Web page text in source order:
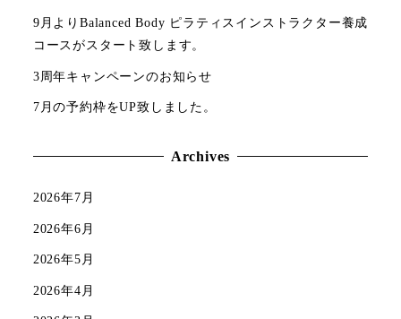
9月よりBalanced Body ピラティスインストラクター養成
コースがスタート致します。
3周年キャンペーンのお知らせ
7月の予約枠をUP致しました。
Archives
2026年7月
2026年6月
2026年5月
2026年4月